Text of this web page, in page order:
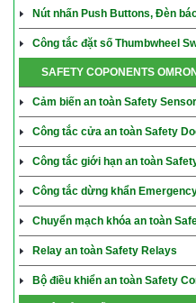
Nút nhấn Push Buttons, Đèn
Công tắc đặt số Thumbwheel
SAFETY COPONENTS OMRON
Cảm biến an toàn Safety
Công tắc cửa an toàn Safety
Công tắc giới hạn an toàn
Công tắc dừng khẩn
Chuyển mạch khóa an toàn
Relay an toàn Safety Relays
Bộ điều khiển an toàn Safety